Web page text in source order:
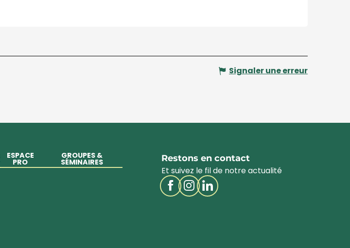
Signaler une erreur
ESPACE
PRO
GROUPES &
SÉMINAIRES Restons en contact
Et suivez le fil de notre actualité